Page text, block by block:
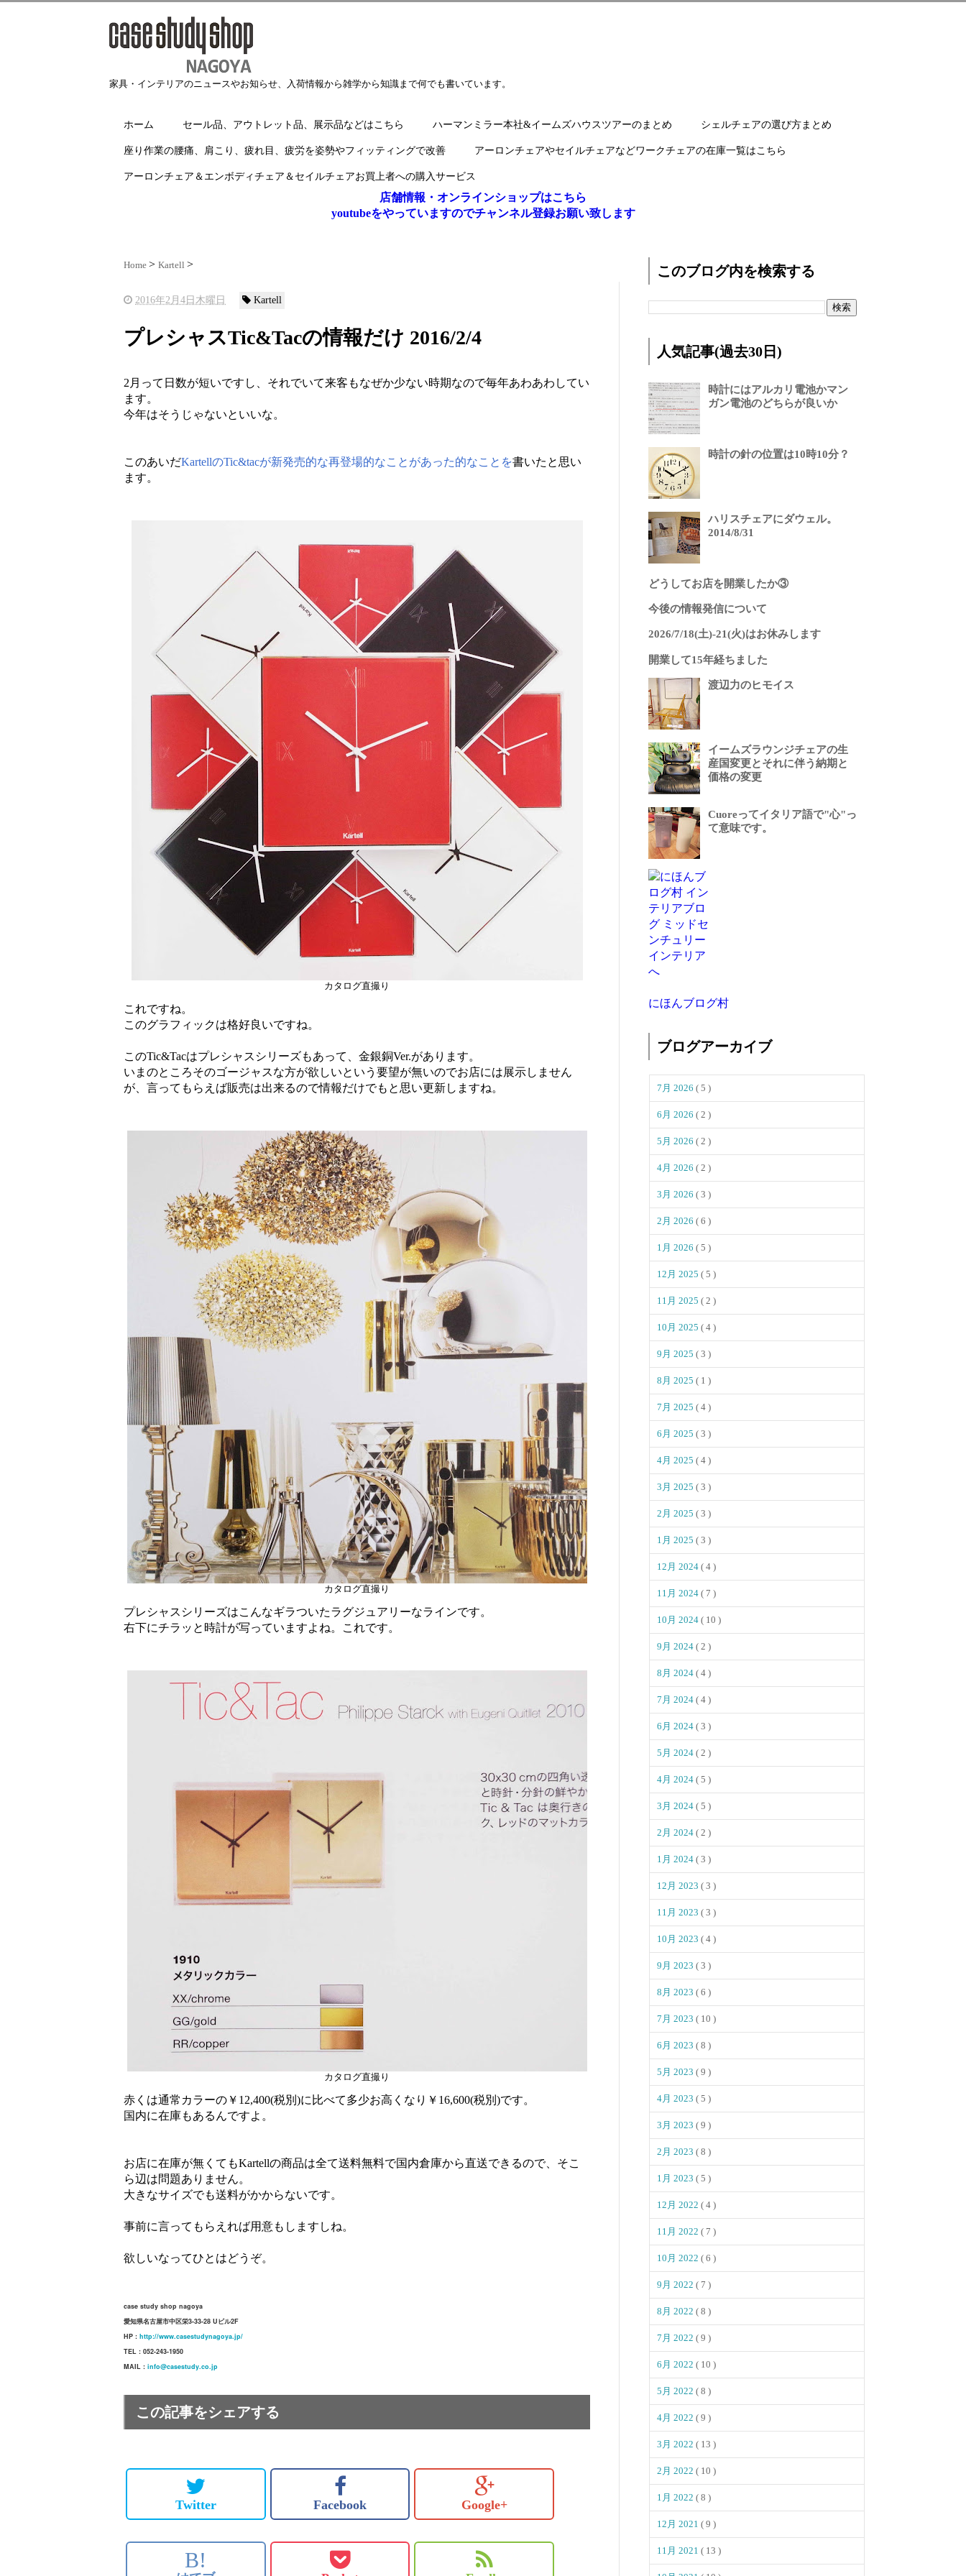
家具・インテリアのニュースやお知らせ、入荷情報から雑学から知識まで何でも書いています。
ホーム セール品、アウトレット品、展示品などはこちら ハーマンミラー本社&イームズハウスツアーのまとめ シェルチェアの選び方まとめ
座り作業の腰痛、肩こり、疲れ目、疲労を姿勢やフィッティングで改善 アーロンチェアやセイルチェアなどワークチェアの在庫一覧はこちら
アーロンチェア＆エンボディチェア＆セイルチェアお買上者への購入サービス
店舗情報・オンラインショップはこちら
youtubeをやっていますのでチャンネル登録お願い致します
Home Kartell
2016年2月4日木曜日 Kartell
プレシャスTic&Tacの情報だけ 2016/2/4
2月って日数が短いですし、それでいて来客もなぜか少ない時期なので毎年あわあわしてい
ます。
今年はそうじゃないといいな。
このあいだKartellのTic&tacが新発売的な再登場的なことがあった的なことを書いたと思い
ます。
カタログ直撮り
これですね。
このグラフィックは格好良いですね。
このTic&Tacはプレシャスシリーズもあって、金銀銅Ver.があります。
いまのところそのゴージャスな方が欲しいという要望が無いのでお店には展示しません
が、言ってもらえば販売は出来るので情報だけでもと思い更新しますね。
カタログ直撮り
プレシャスシリーズはこんなギラついたラグジュアリーなラインです。
右下にチラッと時計が写っていますよね。これです。
カタログ直撮り
赤くは通常カラーの￥12,400(税別)に比べて多少お高くなり￥16,600(税別)です。
国内に在庫もあるんですよ。
お店に在庫が無くてもKartellの商品は全て送料無料で国内倉庫から直送できるので、そこ
ら辺は問題ありません。
大きなサイズでも送料がかからないです。
事前に言ってもらえれば用意もしますしね。
欲しいなってひとはどうぞ。
case study shop nagoya
愛知県名古屋市中区栄3-33-28 Uビル2F
HP : http://www.casestudynagoya.jp/
TEL : 052-243-1950
MAIL : info@casestudy.co.jp
この記事をシェアする
Twitter Facebook Google+
B!
このブログ内を検索する
人気記事(過去30日)
時計にはアルカリ電池かマン
ガン電池のどちらが良いか
時計の針の位置は10時10分？
ハリスチェアにダウェル。
2014/8/31
どうしてお店を開業したか③
今後の情報発信について
2026/7/18(土)-21(火)はお休みします
開業して15年経ちました
渡辺力のヒモイス
イームズラウンジチェアの生
産国変更とそれに伴う納期と
価格の変更
Cuoreってイタリア語で"心"っ
て意味です。
にほんブログ村
ブログアーカイブ
7月 2026 ( 5 )
6月 2026 ( 2 )
5月 2026 ( 2 )
4月 2026 ( 2 )
3月 2026 ( 3 )
2月 2026 ( 6 )
1月 2026 ( 5 )
12月 2025 ( 5 )
11月 2025 ( 2 )
10月 2025 ( 4 )
9月 2025 ( 3 )
8月 2025 ( 1 )
7月 2025 ( 4 )
6月 2025 ( 3 )
4月 2025 ( 4 )
3月 2025 ( 3 )
2月 2025 ( 3 )
1月 2025 ( 3 )
12月 2024 ( 4 )
11月 2024 ( 7 )
10月 2024 ( 10 )
9月 2024 ( 2 )
8月 2024 ( 4 )
7月 2024 ( 4 )
6月 2024 ( 3 )
5月 2024 ( 2 )
4月 2024 ( 5 )
3月 2024 ( 5 )
2月 2024 ( 2 )
1月 2024 ( 3 )
12月 2023 ( 3 )
11月 2023 ( 3 )
10月 2023 ( 4 )
9月 2023 ( 3 )
8月 2023 ( 6 )
7月 2023 ( 10 )
6月 2023 ( 8 )
5月 2023 ( 9 )
4月 2023 ( 5 )
3月 2023 ( 9 )
2月 2023 ( 8 )
1月 2023 ( 5 )
12月 2022 ( 4 )
11月 2022 ( 7 )
10月 2022 ( 6 )
9月 2022 ( 7 )
8月 2022 ( 8 )
7月 2022 ( 9 )
6月 2022 ( 10 )
5月 2022 ( 8 )
4月 2022 ( 9 )
3月 2022 ( 13 )
2月 2022 ( 10 )
1月 2022 ( 8 )
12月 2021 ( 9 )
11月 2021 ( 13 )